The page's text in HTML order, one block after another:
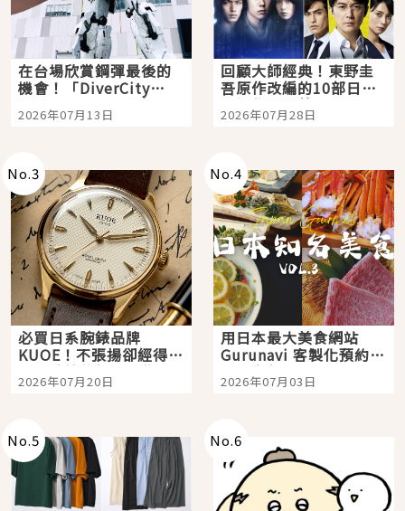
在台場欣賞鋼彈最後的
機會！「DiverCity
Tokyo Plaza」搭船、
購物、美食及夜景，一
2026年07月13日
回顧大師經典！東野圭
吾原作改編的10部日本
影視作品推薦
2026年07月28日
No.3
必買日系腕錶品牌
KUOE！不張揚卻經得起
時間洗鍊的經典之作五
選
2026年07月20日
No.4
用日本最大美食網站
Gurunavi 客製化預約九
大都市餐廳，打造專屬
美食體驗！
2026年07月03日
No.5 No.6